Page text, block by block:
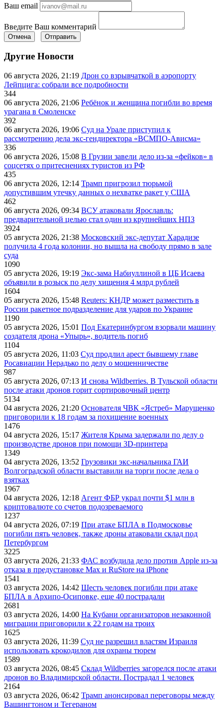
Ваш email
Введите Ваш комментарий
Отмена Отправить
Другие Новости
06 августа 2026, 21:19 Дрон со взрывчаткой в аэропорту
Лейпцига: собрали все подробности
344
06 августа 2026, 21:06 Ребёнок и женщина погибли во время
урагана в Смоленске
392
06 августа 2026, 19:06 Суд на Урале приступил к
рассмотрению дела экс-гендиректора «ВСМПО-Ависма»
336
06 августа 2026, 15:08 В Грузии завели дело из-за «фейков» в
соцсетях о притеснениях туристов из РФ
435
06 августа 2026, 12:14 Трамп пригрозил тюрьмой
допустившим утечку данных о нехватке ракет у США
462
06 августа 2026, 09:34 ВСУ атаковали Ярославль:
предварительной целью стал один из крупнейших НПЗ
3924
05 августа 2026, 21:38 Московский экс-депутат Харадизе
получила 4 года колонии, но вышла на свободу прямо в зале
суда
1090
05 августа 2026, 19:19 Экс-зама Набиуллиной в ЦБ Исаева
объявили в розыск по делу хищения 4 млрд рублей
1604
05 августа 2026, 15:48 Reuters: КНДР может разместить в
России ракетное подразделение для ударов по Украине
1190
05 августа 2026, 15:01 Под Екатеринбургом взорвали машину
создателя дрона «Упырь», водитель погиб
1104
05 августа 2026, 11:03 Суд продлил арест бывшему главе
Росавиации Нерадько по делу о мошенничестве
987
05 августа 2026, 07:13 И снова Wildberries. В Тульской области
после атаки дронов горит сортировочный центр
5134
04 августа 2026, 21:20 Основателя ЧВК «Ястреб» Марущенко
приговорили к 18 годам за похищение военных
1476
04 августа 2026, 15:17 Жителя Крыма задержали по делу о
производстве дронов при помощи 3D‑принтера
1349
04 августа 2026, 13:52 Грузовики экс-начальника ГАИ
Волгоградской области выставили на торги после дела о
взятках
1967
04 августа 2026, 12:18 Агент ФБР украл почти $1 млн в
криптовалюте со счетов подозреваемого
1237
04 августа 2026, 07:19 При атаке БПЛА в Подмосковье
погибли пять человек, также дроны атаковали склад под
Петербургом
3225
03 августа 2026, 21:33 ФАС возбудила дело против Apple из-за
отказа в предустановке Max и RuStore на iPhone
1541
03 августа 2026, 14:42 Шесть человек погибли при атаке
БПЛА в Архипо-Осиповке, еще 40 пострадали
2681
03 августа 2026, 14:00 На Кубани организаторов незаконной
миграции приговорили к 22 годам на троих
1625
03 августа 2026, 11:39 Суд не разрешил властям Израиля
использовать крокодилов для охраны тюрем
1589
03 августа 2026, 08:45 Склад Wildberries загорелся после атаки
дронов во Владимирской области. Пострадал 1 человек
2164
03 августа 2026, 06:42 Трамп анонсировал переговоры между
Вашингтоном и Тегераном